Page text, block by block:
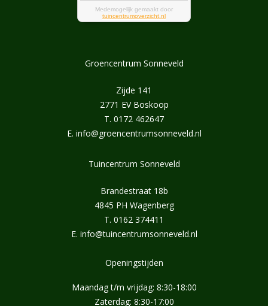
Groencentrum Sonneveld
Zijde 141
2771 EV Boskoop
T. 0172 462647
E. info@groencentrumsonneveld.nl
Tuincentrum Sonneveld
Brandestraat 18b
4845 PH Wagenberg
T. 0162 374411
E. info@tuincentrumsonneveld.nl
Openingstijden
Maandag t/m vrijdag: 8:30-18:00
Zaterdag: 8:30-17:00